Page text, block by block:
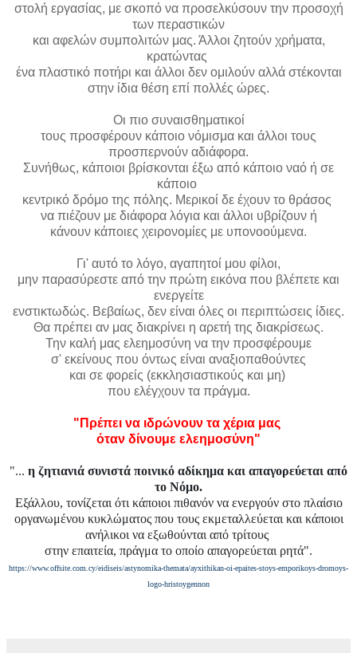
στολή εργασίας, με σκοπό να προσελκύσουν την προσοχή
των περαστικών
και αφελών συμπολιτών μας. Άλλοι ζητούν χρήματα,
κρατώντας
ένα πλαστικό ποτήρι και άλλοι δεν ομιλούν αλλά στέκονται
στην ίδια θέση επί πολλές ώρες.
Οι πιο συναισθηματικοί
τους προσφέρουν κάποιο νόμισμα και άλλοι τους
προσπερνούν αδιάφορα.
Συνήθως, κάποιοι βρίσκονται έξω από κάποιο ναό ή σε
κάποιο
κεντρικό δρόμο της πόλης. Μερικοί δε έχουν το θράσος
να πιέζουν με διάφορα λόγια και άλλοι υβρίζουν ή
κάνουν κάποιες χειρονομίες με υπονοούμενα.
Γι' αυτό το λόγο, αγαπητοί μου φίλοι,
μην παρασύρεστε από την πρώτη εικόνα που βλέπετε και
ενεργείτε
ενστικτωδώς. Βεβαίως, δεν είναι όλες οι περιπτώσεις ίδιες.
Θα πρέπει αν μας διακρίνει η αρετή της διακρίσεως.
Την καλή μας ελεημοσύνη να την προσφέρουμε
σ' εκείνους που όντως είναι αναξιοπαθούντες
και σε φορείς (εκκλησιαστικούς και μη)
που ελέγχουν τα πράγμα.
"Πρέπει να ιδρώνουν τα χέρια μας
όταν δίνουμε ελεημοσύνη"
"... η ζητιανιά συνιστά ποινικό αδίκημα και απαγορεύεται από
το Νόμο.
Εξάλλου, τονίζεται ότι κάποιοι πιθανόν να ενεργούν στο πλαίσιο
οργανωμένου κυκλώματος που τους εκμεταλλεύεται και κάποιοι
ανήλικοι να εξωθούνται από τρίτους
στην επαιτεία, πράγμα το οποίο απαγορεύεται ρητά".
https://www.offsite.com.cy/eidiseis/astynomika-themata/ayxithikan-oi-epaites-stoys-emporikoys-dromoys-
logo-hristoygennon